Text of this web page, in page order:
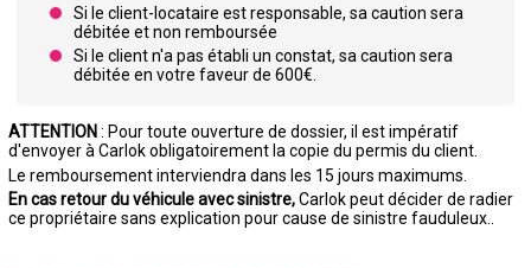
Si le client-locataire est responsable, sa caution sera
débitée et non remboursée
Si le client n'a pas établi un constat, sa caution sera
débitée en votre faveur de 600€.
ATTENTION : Pour toute ouverture de dossier, il est impératif
d'envoyer à Carlok obligatoirement la copie du permis du client.
Le remboursement interviendra dans les 15 jours maximums.
En cas retour du véhicule avec sinistre,Carlok peut décider de radier
ce propriétaire sans explication pour cause de sinistre fauduleux..